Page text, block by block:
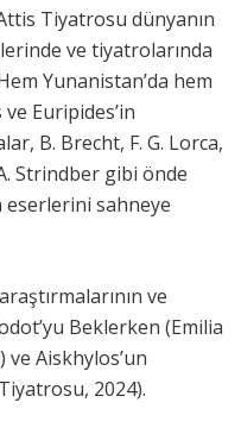
Tiyatrosu dünyanın
ve tiyatrolarında
Yunanistan’da hem
Euripides’in
B. Brecht, F. G. Lorca,
Strindber gibi önde
eserlerini sahneye
ve
Beklerken (Emilia
Aiskhylos’un
2024).